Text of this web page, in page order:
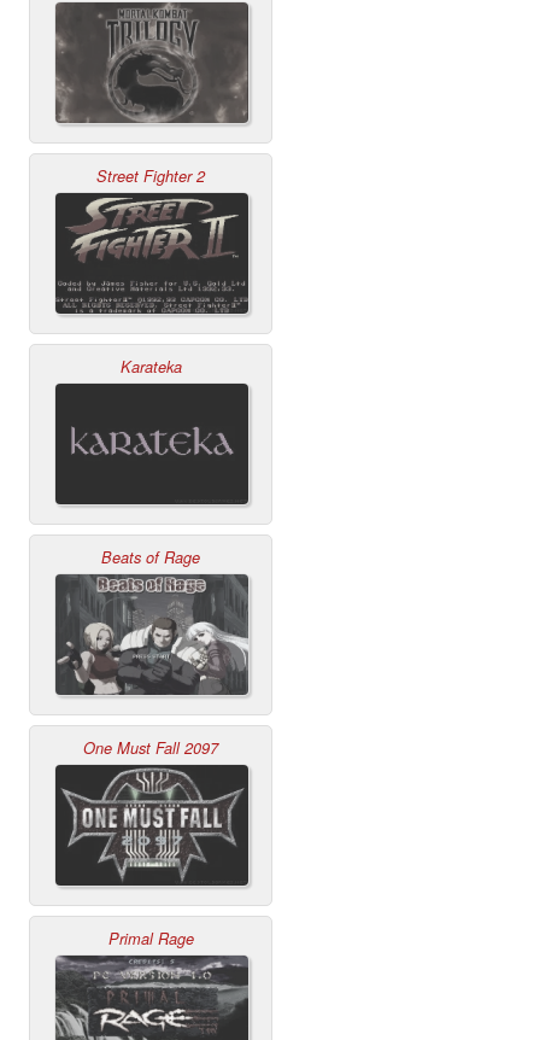
Street Fighter 2
Karateka
Beats of Rage
One Must Fall 2097
Primal Rage